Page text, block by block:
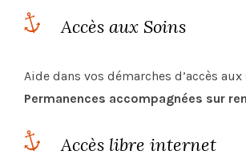
Accès aux Soins
Aide dans vos démarches d’accès aux
Permanences accompagnées sur
Accès libre internet